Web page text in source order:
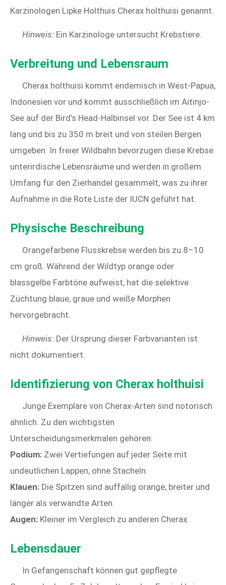
Karzinologen Lipke Holthuis Cherax holthuisi genannt.
Hinweis: Ein Karzinologe untersucht Krebstiere.
Verbreitung und Lebensraum
Cherax holthuisi kommt endemisch in West-Papua,
Indonesien vor und kommt ausschließlich im Aitinjo-
See auf der Bird’s Head-Halbinsel vor. Der See ist 4 km
lang und bis zu 350 m breit und von steilen Bergen
umgeben. In freier Wildbahn bevorzugen diese Krebse
unterirdische Lebensräume und werden in großem
Umfang für den Zierhandel gesammelt, was zu ihrer
Aufnahme in die Rote Liste der IUCN geführt hat.
Physische Beschreibung
Orangefarbene Flusskrebse werden bis zu 8–10
cm groß. Während der Wildtyp orange oder
blassgelbe Farbtöne aufweist, hat die selektive
Züchtung blaue, graue und weiße Morphen
hervorgebracht.
Hinweis: Der Ursprung dieser Farbvarianten ist
nicht dokumentiert.
Identifizierung von Cherax holthuisi
Junge Exemplare von Cherax-Arten sind notorisch
ähnlich. Zu den wichtigsten
Unterscheidungsmerkmalen gehören:
Podium: Zwei Vertiefungen auf jeder Seite mit
undeutlichen Lappen, ohne Stacheln.
Klauen: Die Spitzen sind auffällig orange; breiter und
länger als verwandte Arten.
Augen: Kleiner im Vergleich zu anderen Cherax.
Lebensdauer
In Gefangenschaft können gut gepflegte